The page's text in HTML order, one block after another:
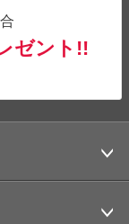
ゼント!!